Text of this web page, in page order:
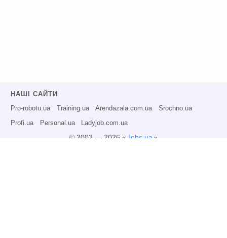
НАШІ САЙТИ
Pro-robotu.ua Training.ua Arendazala.com.ua Srochno.ua
Profi.ua Personal.ua Ladyjob.com.ua
© 2002 — 2026 « Jobs.ua»